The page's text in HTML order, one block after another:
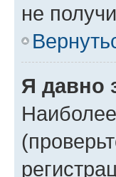
не
Я давно